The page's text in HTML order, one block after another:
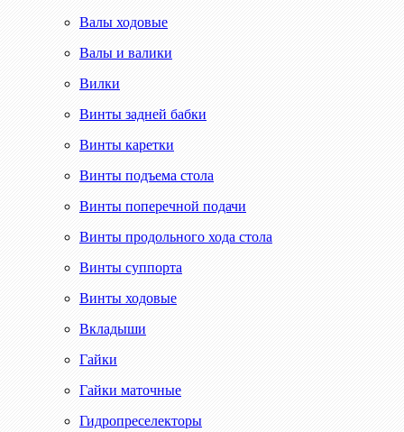
Валы ходовые
Валы и валики
Вилки
Винты задней бабки
Винты каретки
Винты подъема стола
Винты поперечной подачи
Винты продольного хода стола
Винты суппорта
Винты ходовые
Вкладыши
Гайки
Гайки маточные
Гидропреселекторы